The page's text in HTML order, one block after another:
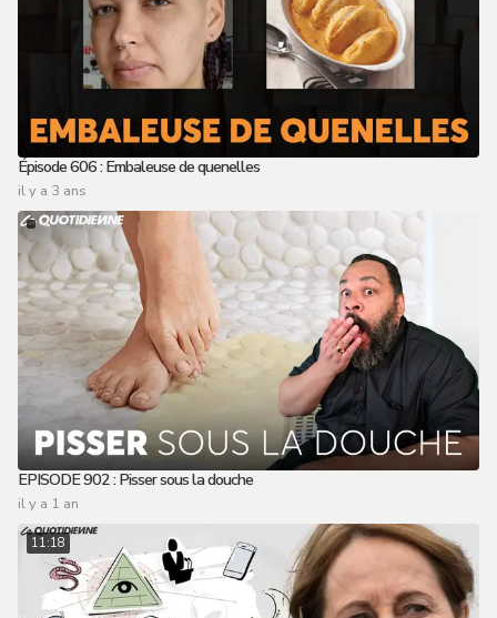
Épisode 606 : Embaleuse de quenelles
il y a 3 ans
EPISODE 902 : Pisser sous la douche
il y a 1 an
11:18